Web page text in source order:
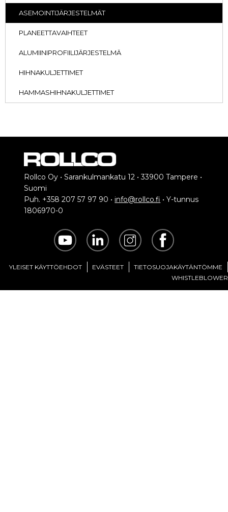
ASEMOINTIJÄRJESTELMÄT
PLANEETTAVAIHTEET
ALUMIINIPROFIILIJÄRJESTELMÄ
HIHNAKULJETTIMET
HAMMASHIHNAKULJETTIMET
Rollco Oy • Sarankulmankatu 12 • 33900 Tampere •
Suomi
Puh. +358 207 57 97 90 •info@rollco.fi • Y-tunnus
1806970-0
YLEISET KÄYTTÖEHDOT EVÄSTEET
TIETOSUOJAKÄYTÄNTÖMME
WHISTLEBLOWER